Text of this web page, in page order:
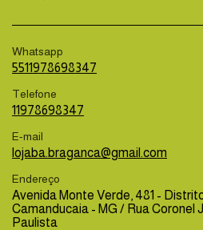
Whatsapp
5511978698347
Telefone
11978698347
E-mail
lojaba.braganca@gmail.com
Endereço
Avenida Monte Verde, 481 -
Camanducaia - MG / Rua Coronel
Paulista